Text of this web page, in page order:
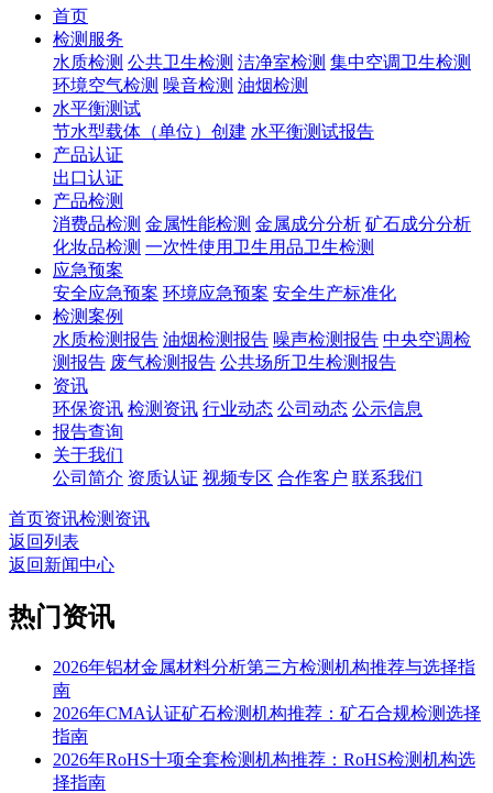
首页
检测服务
水质检测 公共卫生检测 洁净室检测 集中空调卫生检测
环境空气检测 噪音检测 油烟检测
水平衡测试
节水型载体（单位）创建 水平衡测试报告
产品认证
出口认证
产品检测
消费品检测 金属性能检测 金属成分分析 矿石成分分析
化妆品检测 一次性使用卫生用品卫生检测
应急预案
安全应急预案 环境应急预案 安全生产标准化
检测案例
水质检测报告 油烟检测报告 噪声检测报告 中央空调检
测报告 废气检测报告 公共场所卫生检测报告
资讯
环保资讯 检测资讯 行业动态 公司动态 公示信息
报告查询
关于我们
公司简介 资质认证 视频专区 合作客户 联系我们
首页资讯检测资讯
返回列表
返回新闻中心
热门资讯
2026年铝材金属材料分析第三方检测机构推荐与选择指
南
2026年CMA认证矿石检测机构推荐：矿石合规检测选择
指南
2026年RoHS十项全套检测机构推荐：RoHS检测机构选
择指南